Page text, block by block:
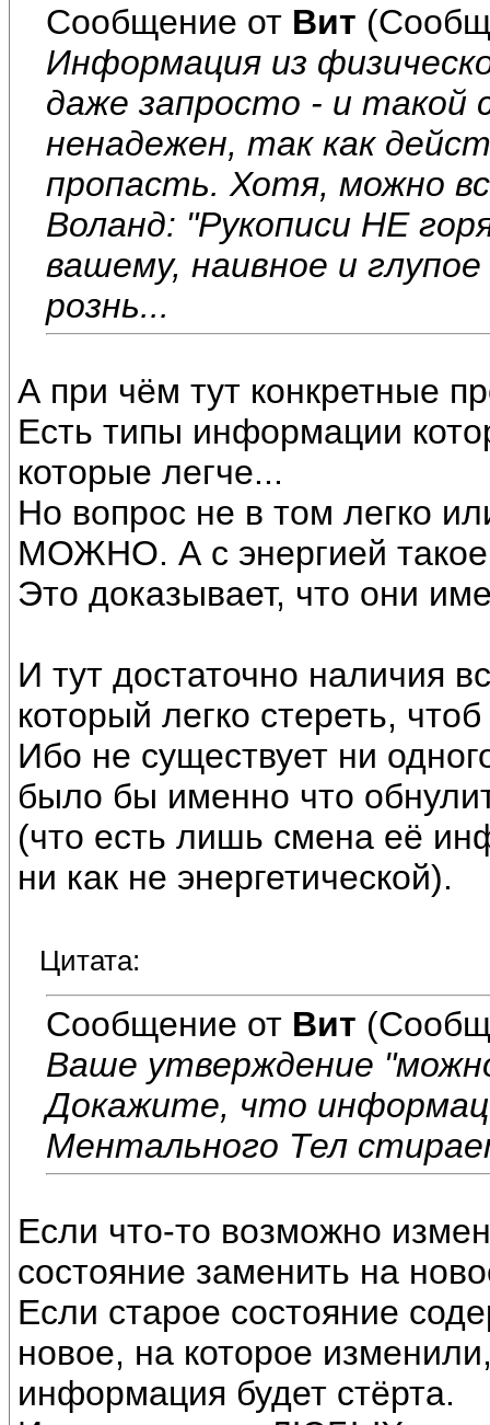
Сообщение от Вит
Информация из
даже запросто - и такой
ненадежен, так как
пропасть. Хотя, можно
Воланд: "Рукописи НЕ
вашему, наивное и
рознь...
А при чём тут конкретные
Есть типы информации
которые легче...
Но вопрос не в том легко
МОЖНО. А с энергией такое
Это доказывает, что они
И тут достаточно наличия
который легко стереть,
Ибо не существует ни
было бы именно что
(что есть лишь смена её
ни как не энергетической).
Цитата:
Сообщение от Вит
Ваше утверждение
Докажите, что
Ментального Тел
Если что-то возможно
состояние заменить на
Если старое состояние
новое, на которое
информация будет стёрта.